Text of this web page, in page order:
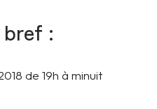
bref :
de 19h à minuit